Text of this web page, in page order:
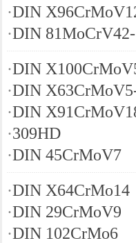
·DIN
·DIN
·DIN
·DIN
·DIN
·309HD
·DIN 45CrMoV7
·DIN X64CrMo14
·DIN 29CrMoV9
·DIN 102CrMo6